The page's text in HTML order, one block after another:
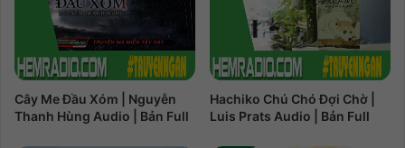
Cây Me Đầu Xóm | Nguyễn
Thanh Hùng Audio | Bản Full
Hachiko Chú Chó Đợi Chờ |
Luis Prats Audio | Bản Full